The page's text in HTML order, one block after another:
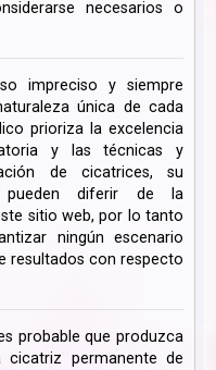
necesarios o
impreciso y siempre
única de cada
prioriza la excelencia
y las técnicas y
de cicatrices, su
pueden diferir de la
sitio web, por lo tanto
ningún escenario
resultados con respecto
probable que produzca
cicatriz permanente de